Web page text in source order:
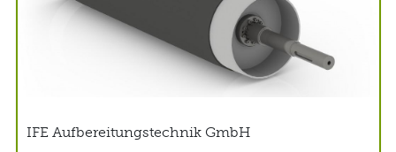
IFE Aufbereitungstechnik GmbH